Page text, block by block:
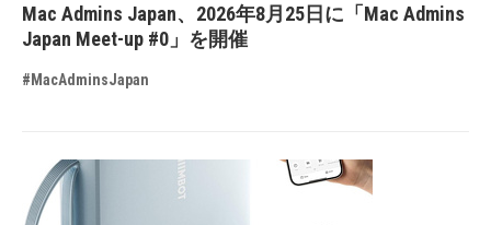
Mac Admins Japan、2026年8月25日に「Mac Admins
Japan Meet-up #0」を開催
#MacAdminsJapan